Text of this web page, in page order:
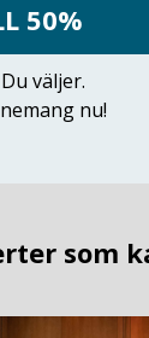
50%
väljer.
nu!
som